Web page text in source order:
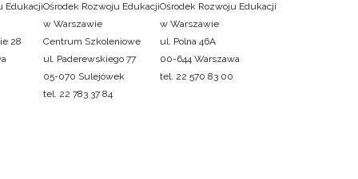
Edukacji
28
Ośrodek Rozwoju Edukacji
w Warszawie
Centrum Szkoleniowe
ul. Paderewskiego 77
05-070 Sulejówek
tel. 22 783 37 84
Ośrodek Rozwoju Edukacji
w Warszawie
ul. Polna 46A
00-644 Warszawa
tel. 22 570 83 00